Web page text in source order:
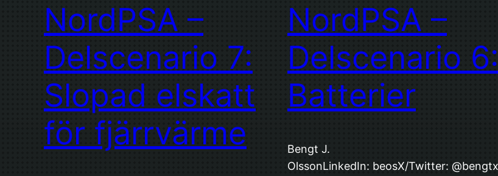
NordPSA –
Delscenario 7:
Slopad elskatt
för fjärrvärme
NordPSA –
Delscenario 6:
Batterier
Bengt J.
OlssonLinkedIn: beosX/Twitter: